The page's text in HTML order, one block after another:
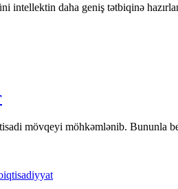
daha geniş tətbiqinə
mövqeyi möhkəmlənib. Bununla